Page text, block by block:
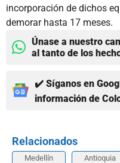
incorporación de dichos
demorar hasta 17 meses.
Únase a nuestro
al tanto de los
✔️ Síganos en
información de
Relacionados
Medellín Antioquia